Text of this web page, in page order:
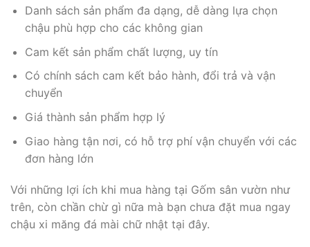
Danh sách sản phẩm đa dạng, dễ dàng lựa chọn
chậu phù hợp cho các không gian
Cam kết sản phẩm chất lượng, uy tín
Có chính sách cam kết bảo hành, đổi trả và vận
chuyển
Giá thành sản phẩm hợp lý
Giao hàng tận nơi, có hỗ trợ phí vận chuyển với các
đơn hàng lớn
Với những lợi ích khi mua hàng tại Gốm sân vườn như
trên, còn chần chừ gì nữa mà bạn chưa đặt mua ngay
chậu xi măng đá mài chữ nhật tại đây.